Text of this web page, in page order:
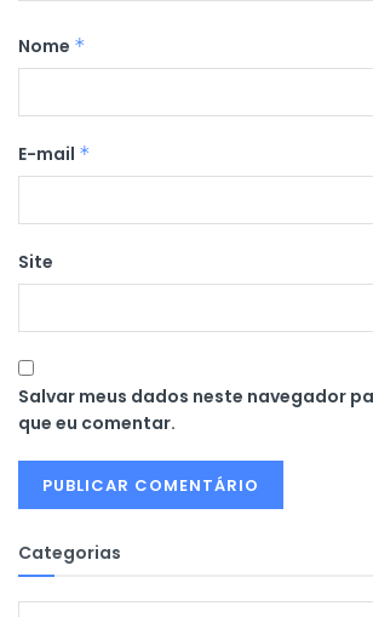
Nome *
E-mail *
Site
Salvar meus dados neste navegador
que eu comentar.
Categorias